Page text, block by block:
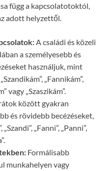
függ a kapcsolatotoktól,
adott helyzettől.
A családi és közeli
a személyesebb és
használjuk, mint
„Fannikám”,
vagy „Szaszikám”.
között gyakran
és rövidebb becézéseket,
„Fanni”, „Panni”,
Formálisabb
munkahelyen vagy